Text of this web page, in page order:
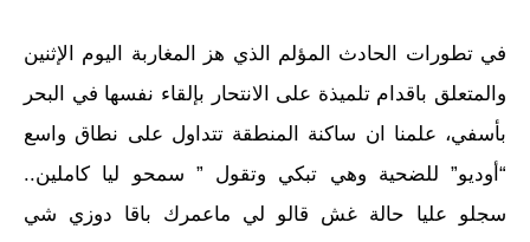
في تطورات الحادث المؤلم الذي هز المغاربة اليوم الإثنين
والمتعلق باقدام تلميذة على الانتحار بإلقاء نفسها في البحر
بأسفي، علمنا ان ساكنة المنطقة تتداول على نطاق واسع
“أوديو” للضحية وهي تبكي وتقول ” سمحو ليا كاملين..
سجلو عليا حالة غش قالو لي ماعمرك باقا دوزي شي